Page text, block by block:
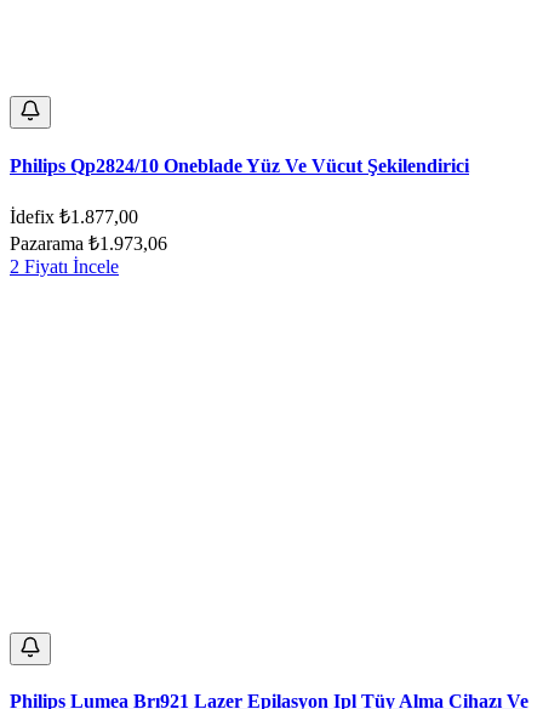
Philips Qp2824/10 Oneblade Yüz Ve Vücut Şekilendirici
İdefix ₺1.877,00
Pazarama ₺1.973,06
2 Fiyatı İncele
Philips Lumea Brı921 Lazer Epilasyon Ipl Tüy Alma Cihazı Ve